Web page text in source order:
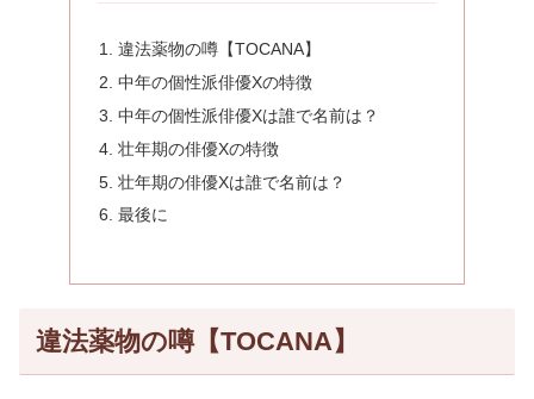
違法薬物の噂【TOCANA】
中年の個性派俳優Xの特徴
中年の個性派俳優Xは誰で名前は？
壮年期の俳優Xの特徴
壮年期の俳優Xは誰で名前は？
最後に
違法薬物の噂【TOCANA】